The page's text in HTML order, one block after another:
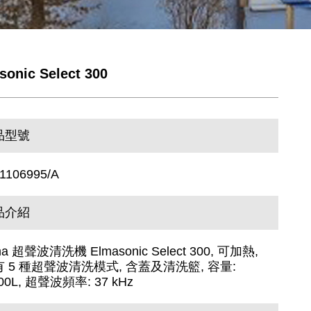
Select 300
型號
A
介紹
超聲波清洗機 Elmasonic Select 300, 可加熱,
5 種超聲波清洗模式, 含蓋及清洗籃, 容量:
超聲波頻率: 37 kHz